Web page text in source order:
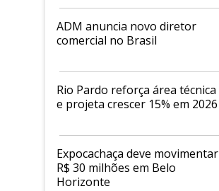
ADM anuncia novo diretor
comercial no Brasil
Rio Pardo reforça área técnica
e projeta crescer 15% em 2026
Expocachaça deve movimentar
R$ 30 milhões em Belo
Horizonte